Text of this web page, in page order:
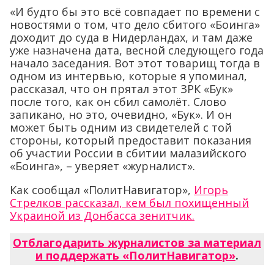
«И будто бы это всё совпадает по времени с
новостями о том, что дело сбитого «Боинга»
доходит до суда в Нидерландах, и там даже
уже назначена дата, весной следующего года
начало заседания. Вот этот товарищ тогда в
одном из интервью, которые я упоминал,
рассказал, что он прятал этот ЗРК «Бук»
после того, как он сбил самолёт. Слово
запикано, но это, очевидно, «Бук». И он
может быть одним из свидетелей с той
стороны, который предоставит показания
об участии России в сбитии малазийского
«Боинга», – уверяет «журналист».
Как сообщал «ПолитНавигатор», Игорь
Стрелков рассказал, кем был похищенный
Украиной из Донбасса зенитчик.
Отблагодарить журналистов за материал
и поддержать «ПолитНавигатор».